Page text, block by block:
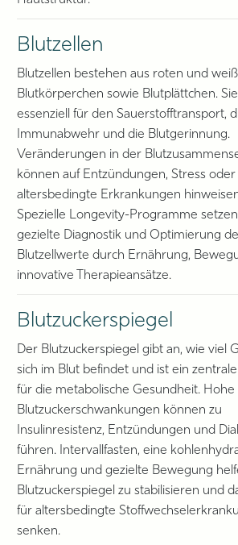
Blutzellen
Blutzellen bestehen aus roten und
Blutkörperchen sowie Blutplättchen.
essenziell für den Sauerstofftransport,
Immunabwehr und die Blutgerinnung.
Veränderungen in der
können auf Entzündungen, Stress oder
altersbedingte Erkrankungen
Spezielle Longevity-Programme
gezielte Diagnostik und Optimierung
Blutzellwerte durch Ernährung,
innovative Therapieansätze.
Blutzuckerspiegel
Der Blutzuckerspiegel gibt an, wie viel
sich im Blut befindet und ist ein
für die metabolische Gesundheit. Hohe
Blutzuckerschwankungen können zu
Insulinresistenz, Entzündungen und
führen. Intervallfasten, eine
Ernährung und gezielte Bewegung
Blutzuckerspiegel zu stabilisieren und
für altersbedingte
senken.